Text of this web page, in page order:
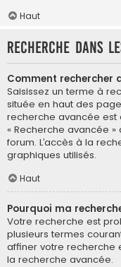
Haut
Recherche dans
Comment rechercher
Saisissez un terme à
située en haut des
recherche avancée est
« Recherche avancée
forum. L’accès à la
graphiques utilisés.
Haut
Pourquoi ma
Votre recherche est
plusieurs termes
affiner votre recherche
la recherche avancée.